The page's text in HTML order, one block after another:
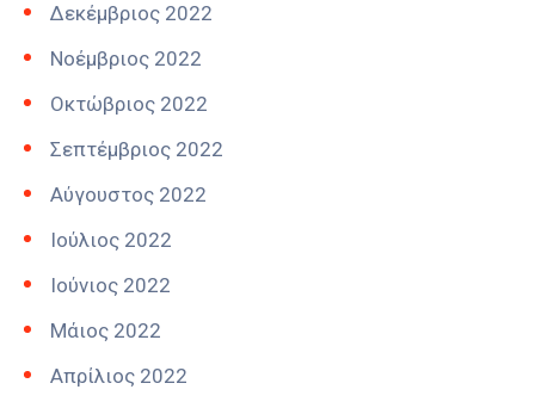
Δεκέμβριος 2022
Νοέμβριος 2022
Οκτώβριος 2022
Σεπτέμβριος 2022
Αύγουστος 2022
Ιούλιος 2022
Ιούνιος 2022
Μάιος 2022
Απρίλιος 2022